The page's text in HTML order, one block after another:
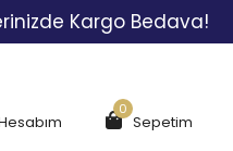
Bedava! Tüm
Sepetim
0